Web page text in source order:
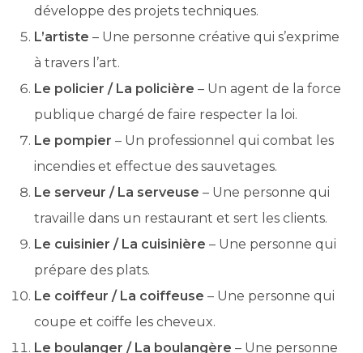
développe des projets techniques.
L’artiste – Une personne créative qui s’exprime
à travers l’art.
Le policier / La policière – Un agent de la force
publique chargé de faire respecter la loi.
Le pompier – Un professionnel qui combat les
incendies et effectue des sauvetages.
Le serveur / La serveuse – Une personne qui
travaille dans un restaurant et sert les clients.
Le cuisinier / La cuisinière – Une personne qui
prépare des plats.
Le coiffeur / La coiffeuse – Une personne qui
coupe et coiffe les cheveux.
Le boulanger / La boulangère – Une personne